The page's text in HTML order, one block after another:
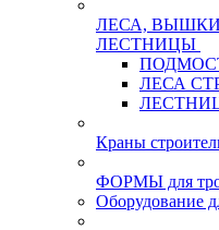
ЛЕСА,
ЛЕСТНИЦЫ
ЛЕСА
Краны
ФОРМЫ для
Оборудование